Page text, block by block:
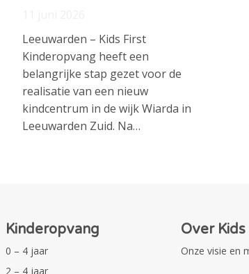
Leeuwarden – Kids First
Kinderopvang heeft een
belangrijke stap gezet voor de
realisatie van een nieuw
kindcentrum in de wijk Wiarda in
Leeuwarden Zuid. Na…
Kinderopvang
0 – 4 jaar
2 – 4 jaar
Over
Onze visie en